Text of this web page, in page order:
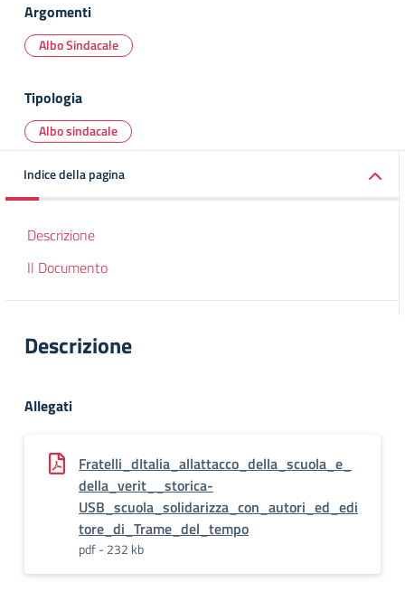
Argomenti
Albo Sindacale
Tipologia
Albo sindacale
Indice della pagina
Descrizione
Il Documento
Descrizione
Allegati
Fratelli_dItalia_allattacco_della_scuola_e_
della_verit__storica-
USB_scuola_solidarizza_con_autori_ed_edi
tore_di_Trame_del_tempo
pdf - 232 kb